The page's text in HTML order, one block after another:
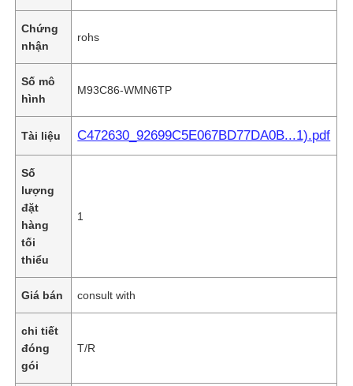
Chứng
nhận
rohs
Số mô
hình
M93C86-WMN6TP
Tài liệu C472630_92699C5E067BD77DA0B...1).pdf
Số
lượng
đặt
hàng
tối
thiểu
1
Giá bán consult with
chi tiết
đóng
gói
T/R